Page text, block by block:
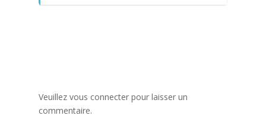
Veuillez vous connecter pour laisser un
commentaire.